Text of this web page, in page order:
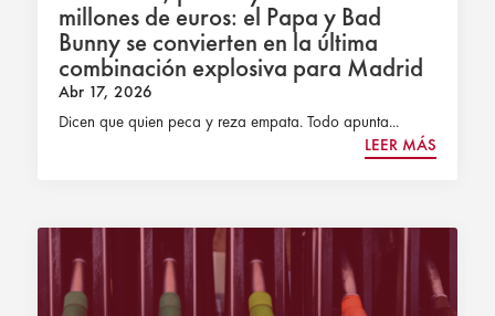
millones de euros: el Papa y Bad
Bunny se convierten en la última
combinación explosiva para Madrid
Abr 17, 2026
Dicen que quien peca y reza empata. Todo apunta...
LEER MÁS